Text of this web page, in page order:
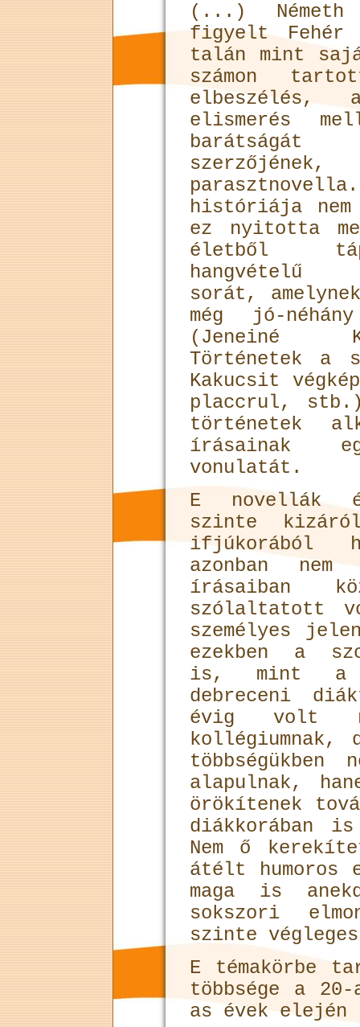
(...)
figyelt Fehér
talán mint
számon
elbeszélés,
elismerés
históriája
ez nyitotta
életből
hangvételű
sorát,
még jó-
(Jeneiné
Történetek a
Kakucsit
placcrul,
történetek
írásainak
vonulatát.
E novellák
szinte
ifjúkorából
azonban
írásaiban
szólaltatott
személyes
ezekben a
is, mint a
debreceni
évig volt
kollégiumnak,
többségükben
alapulnak,
örökítenek
diákkorában
Nem ő
átélt humoros
maga is
sokszori
szinte
E témakörbe
többsége a
as évek